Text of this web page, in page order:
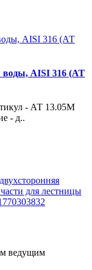
воды, AISI 316 (АТ
- АТ 13.05М
- д..
двухсторонняя
для лестницы
ведущим